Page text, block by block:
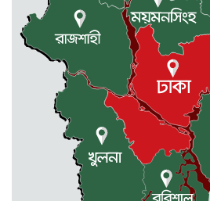
রাষ্ট্রপতি পদে
দ্বিতীয়বার
দুর্গাপুরে নদী
ব্যক্তির মরদেহ
মন্ত্রিসভায়